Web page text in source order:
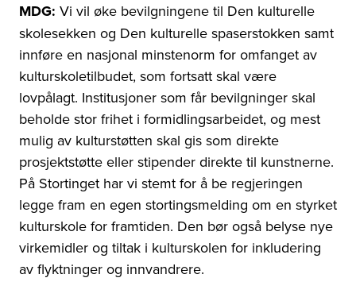
MDG: Vi vil øke bevilgningene til Den kulturelle
skolesekken og Den kulturelle spaserstokken samt
innføre en nasjonal minstenorm for omfanget av
kulturskoletilbudet, som fortsatt skal være
lovpålagt. Institusjoner som får bevilgninger skal
beholde stor frihet i formidlingsarbeidet, og mest
mulig av kulturstøtten skal gis som direkte
prosjektstøtte eller stipender direkte til kunstnerne.
På Stortinget har vi stemt for å be regjeringen
legge fram en egen stortingsmelding om en styrket
kulturskole for framtiden. Den bør også belyse nye
virkemidler og tiltak i kulturskolen for inkludering
av flyktninger og innvandrere.